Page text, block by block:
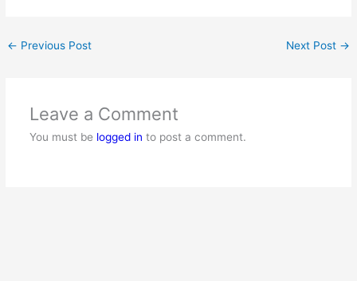
← Previous Post Next Post →
Leave a Comment
You must be logged in to post a comment.